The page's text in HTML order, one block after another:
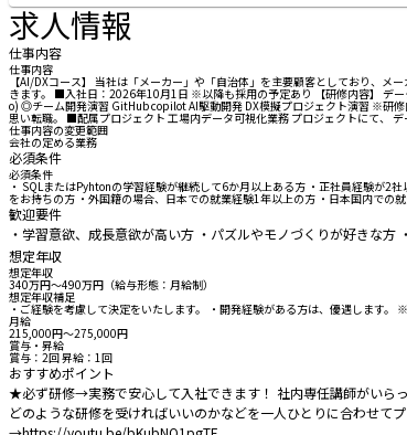
求人情報
仕事内容
仕事内容
【AI/DXコース】 当社は「メーカー」や「自治体」を主要顧客としており、
きます。 ■入社日：2026年10月1日 ※以降も採用の予定あり 【研修内容】 デ
o) ◎チーム開発演習 GitHub copilot AI駆動開発 DX模擬プロジェクト演習 ※研
思い転職。 ■配属プロジェクト 工場内データ可視化業務 プロジェクトにて、
仕事内容の変更範囲
会社の定める業務
必須条件
必須条件
・ SQLまたはPyhtonの学習経験が継続して6か月以上ある方 ・正社員経験が
をお持ちの方 ・外国籍の場合、日本での就業経験1年以上の方 ・日本国内での
歓迎要件
・学習意欲、成長意欲が高い方 ・パズルやモノづくりが好きな
想定年収
想定年収
340万円〜490万円（給与形態：月給制）
想定年収補足
・ご経験を考慮して決定をいたします。 ・開発経験がある方は、優遇します
月給
215,000円〜275,000円
賞与・昇給
賞与：2回 昇給：1回
おすすめポイント
★必ず研修→実務で安心して入社できます！ 社内専任講師がいら
どのような研修を受ければいいのかなどを一人ひとりに合わせて